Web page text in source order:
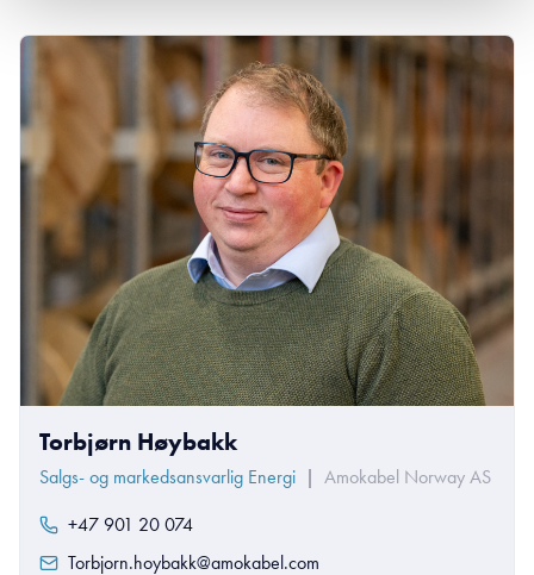
Torbjørn Høybakk
Salgs- og markedsansvarlig Energi | Amokabel Norway AS
+47 901 20 074
Torbjorn.hoybakk@amokabel.com